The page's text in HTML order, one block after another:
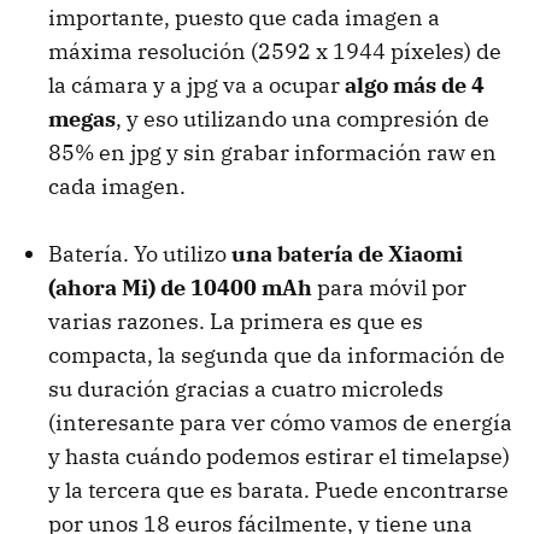
importante, puesto que cada imagen a
máxima resolución (2592 x 1944 píxeles) de
la cámara y a jpg va a ocuparalgo más de 4
megas, y eso utilizando una compresión de
85% en jpg y sin grabar información raw en
cada imagen.
Batería. Yo utilizouna batería de Xiaomi
(ahora Mi) de 10400 mAhpara móvil por
varias razones. La primera es que es
compacta, la segunda que da información de
su duración gracias a cuatro microleds
(interesante para ver cómo vamos de energía
y hasta cuándo podemos estirar el timelapse)
y la tercera que es barata. Puede encontrarse
por unos 18 euros fácilmente, y tiene una